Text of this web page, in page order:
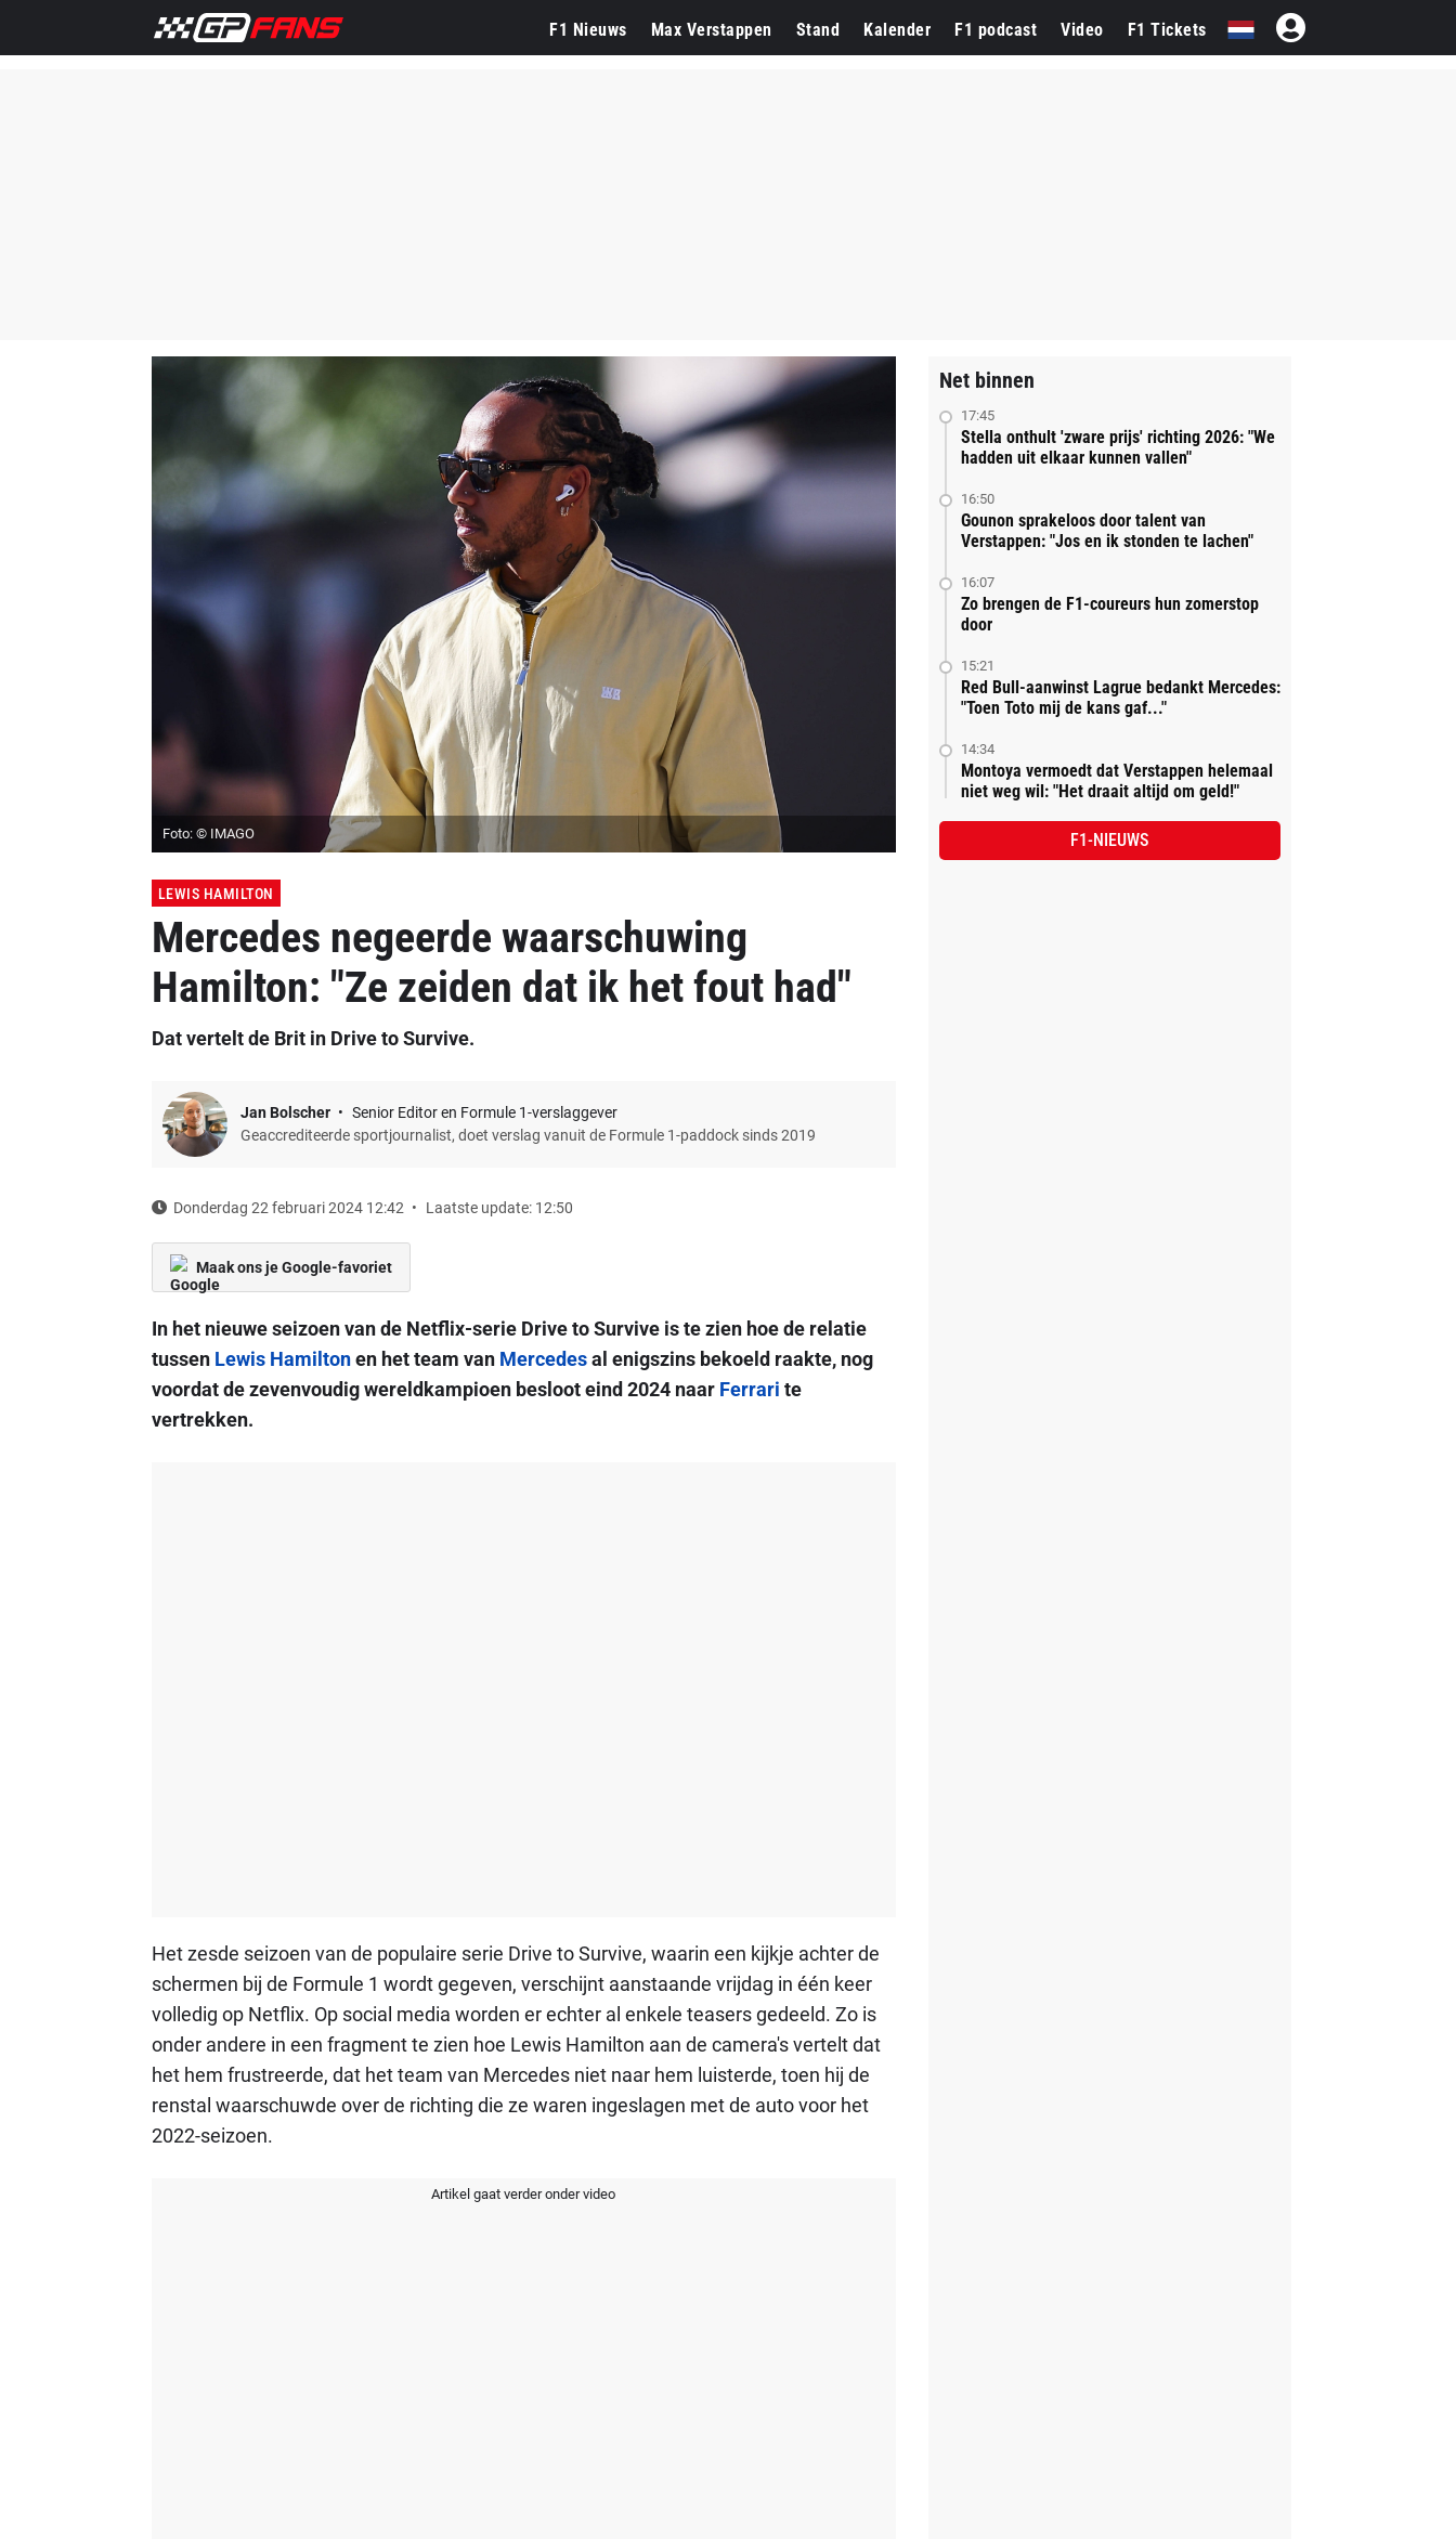
F1 Nieuws Max Verstappen Stand Kalender F1 podcast Video F1 Tickets
Foto: © IMAGO
LEWIS HAMILTON
Mercedes negeerde waarschuwing
Hamilton: "Ze zeiden dat ik het fout had"
Dat vertelt de Brit in Drive to Survive.
Jan Bolscher
Senior Editor en Formule 1-verslaggever
Geaccrediteerde sportjournalist, doet verslag vanuit de Formule 1-paddock sinds 2019
Donderdag 22 februari 2024 12:42 Laatste update: 12:50
Maak ons je Google-favoriet
In het nieuwe seizoen van de Netflix-serie Drive to Survive is te zien hoe de relatie
tussen Lewis Hamiltonen het team van Mercedesal enigszins bekoeld raakte, nog
voordat de zevenvoudig wereldkampioen besloot eind 2024 naar Ferrari te
vertrekken.
Het zesde seizoen van de populaire serie Drive to Survive, waarin een kijkje achter de
schermen bij de Formule 1 wordt gegeven, verschijnt aanstaande vrijdag in één keer
volledig op Netflix. Op social media worden er echter al enkele teasers gedeeld. Zo is
onder andere in een fragment te zien hoe Lewis Hamilton aan de camera's vertelt dat
het hem frustreerde, dat het team van Mercedes niet naar hem luisterde, toen hij de
renstal waarschuwde over de richting die ze waren ingeslagen met de auto voor het
2022-seizoen.
Artikel gaat verder onder video
Net binnen
17:45
Stella onthult 'zware prijs' richting 2026: "We
hadden uit elkaar kunnen vallen"
16:50
Gounon sprakeloos door talent van
Verstappen: "Jos en ik stonden te lachen"
16:07
Zo brengen de F1-coureurs hun zomerstop
door
15:21
Red Bull-aanwinst Lagrue bedankt Mercedes:
"Toen Toto mij de kans gaf..."
14:34
Montoya vermoedt dat Verstappen helemaal
niet weg wil: "Het draait altijd om geld!"
F1-NIEUWS